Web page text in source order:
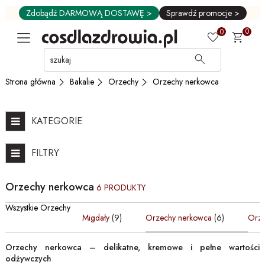
Przejdź
GŁÓWNEJ
ZAWARTOŚCI
PRODUKTÓW
MENU
UŻYTKOWNIKA
Zdobądź DARMOWĄ DOSTAWĘ > Sprawdź promocje >
0 0
Strona główna Bakalie Orzechy Orzechy nerkowca
KATEGORIE
FILTRY
Orzechy nerkowca 6 PRODUKTY
Wszystkie Orzechy
Migdały (9) Orzechy nerkowca (6)
Orzechy nerkowca – delikatne, kremowe i pełne wartości
odżywczych